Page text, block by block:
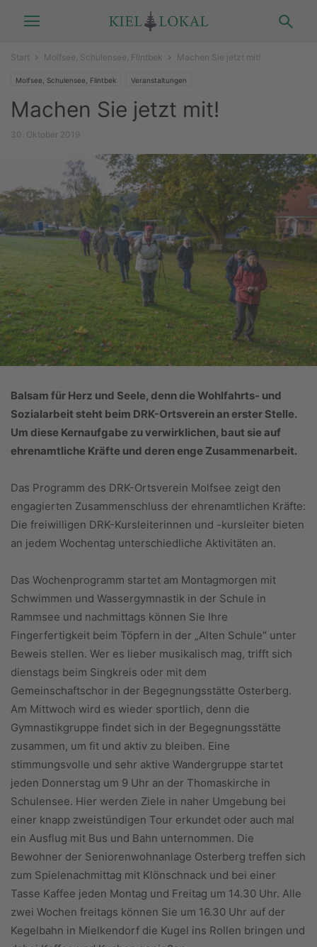
Start Molfsee, Schulensee, Flintbek Machen Sie jetzt mit!
Molfsee, Schulensee, Flintbek Veranstaltungen
Machen Sie jetzt mit!
30. Oktober 2019
Balsam für Herz und Seele, denn die Wohlfahrts- und
Sozialarbeit steht beim DRK-Ortsverein an erster Stelle.
Um diese Kernaufgabe zu verwirklichen, baut sie auf
ehrenamtliche Kräfte und deren enge Zusammenarbeit.
Das Programm des DRK-Ortsverein Molfsee zeigt den
engagierten Zusammenschluss der ehrenamtlichen Kräfte:
Die freiwilligen DRK-Kursleiterinnen und -kursleiter bieten
an jedem Wochentag unterschiedliche Aktivitäten an.
Das Wochenprogramm startet am Montagmorgen mit
Schwimmen und Wassergymnastik in der Schule in
Rammsee und nachmittags können Sie Ihre
Fingerfertigkeit beim Töpfern in der „Alten Schule“ unter
Beweis stellen. Wer es lieber musikalisch mag, trifft sich
dienstags beim Singkreis oder mit dem
Gemeinschaftschor in der Begegnungsstätte Osterberg.
Am Mittwoch wird es wieder sportlich, denn die
Gymnastikgruppe findet sich in der Begegnungsstätte
zusammen, um fit und aktiv zu bleiben. Eine
stimmungsvolle und sehr aktive Wandergruppe startet
jeden Donnerstag um 9 Uhr an der Thomaskirche in
Schulensee. Hier werden Ziele in naher Umgebung bei
einer knapp zweistündigen Tour erkundet oder auch mal
ein Ausflug mit Bus und Bahn unternommen. Die
Bewohner der Seniorenwohnanlage Osterberg treffen sich
zum Spielenachmittag mit Klönschnack und bei einer
Tasse Kaffee jeden Montag und Freitag um 14.30 Uhr. Alle
zwei Wochen freitags können Sie um 16.30 Uhr auf der
Kegelbahn in Mielkendorf die Kugel ins Rollen bringen und